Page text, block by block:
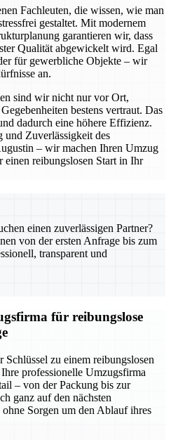
Fachleuten, die wissen, wie man
gestaltet. Mit modernem
garantieren wir, dass
Qualität abgewickelt wird. Egal
für gewerbliche Objekte – wir
an.
sind wir nicht nur vor Ort,
bestens vertraut. Das
dadurch eine höhere Effizienz.
und Zuverlässigkeit des
– wir machen Ihren Umzug
reibungslosen Start in Ihr
einen zuverlässigen Partner?
von der ersten Anfrage bis zum
transparent und
für reibungslose
zu einem reibungslosen
professionelle Umzugsfirma
– von der Packung bis zur
ganz auf den nächsten
Sorgen um den Ablauf ihres